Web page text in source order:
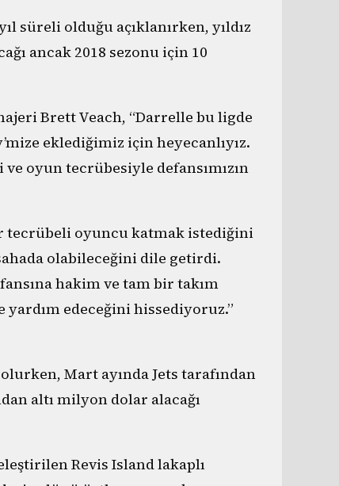
süreli olduğu açıklanırken, yıldız
ancak 2018 sezonu için 10
Brett Veach, “Darrelle bu ligde
eklediğimiz için heyecanlıyız.
oyun tecrübesiyle defansımızın
tecrübeli oyuncu katmak istediğini
olabileceğini dile getirdi.
hakim ve tam bir takım
edeceğini hissediyoruz.”
Mart ayında Jets tarafından
altı milyon dolar alacağı
Revis Island lakaplı